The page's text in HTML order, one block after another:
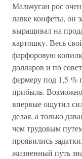
Мальчуган рос
лавке конфеты, он
выращивал на
картошку. Весь
фарфоровую
долларов и по
фермеру под 1,5 %
прибыль.
впервые ощутил
делая, а только
чем трудовым
проявились
жизненный путь